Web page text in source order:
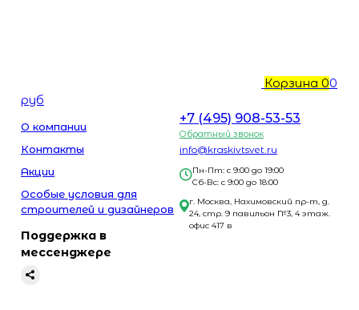
Корзина 00
руб
О компании
Контакты
Акции
Особые условия для
строителей и дизайнеров
Поддержка в
мессенджере
+7 (495) 908-53-53
Обратный звонок
info@kraskivtsvet.ru
Пн-Пт: с 9:00 до 19:00
Сб-Вс: с 9:00 до 18:00
г. Москва, Нахимовский пр-т, д.
24, стр. 9 павильон №3, 4 этаж.
офис 417 в